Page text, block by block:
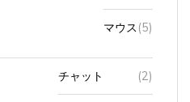
マウス(5)
チャット (2)
知り合いかも？(1)